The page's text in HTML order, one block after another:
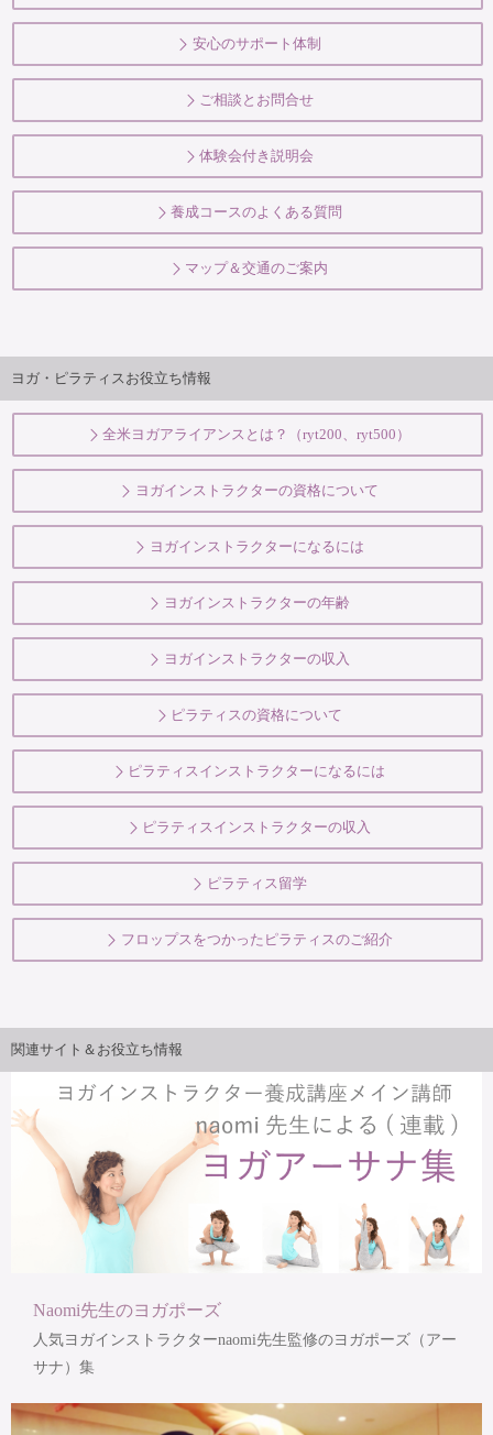
安心のサポート体制
ご相談とお問合せ
体験会付き説明会
養成コースのよくある質問
マップ＆交通のご案内
ヨガ・ピラティスお役立ち情報
全米ヨガアライアンスとは？（ryt200、ryt500）
ヨガインストラクターの資格について
ヨガインストラクターになるには
ヨガインストラクターの年齢
ヨガインストラクターの収入
ピラティスの資格について
ピラティスインストラクターになるには
ピラティスインストラクターの収入
ピラティス留学
フロップスをつかったピラティスのご紹介
関連サイト＆お役立ち情報
Naomi先生のヨガポーズ
人気ヨガインストラクターnaomi先生監修のヨガポーズ（アー
サナ）集